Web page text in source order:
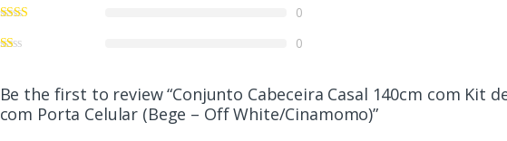
0
0
Be the first to review “Conjunto Cabeceira Casal 140cm com Kit
com Porta Celular (Bege – Off White/Cinamomo)”